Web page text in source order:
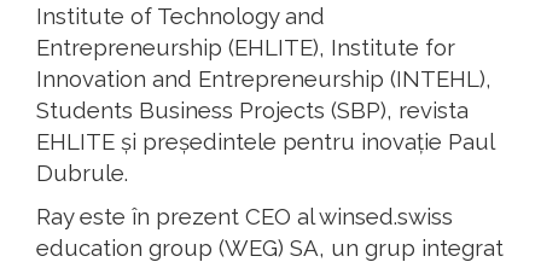
Institute of Technology and
Entrepreneurship (EHLITE), Institute for
Innovation and Entrepreneurship (INTEHL),
Students Business Projects (SBP), revista
EHLITE și președintele pentru inovație Paul
Dubrule.
Ray este în prezent CEO al winsed.swiss
education group (WEG) SA, un grup integrat